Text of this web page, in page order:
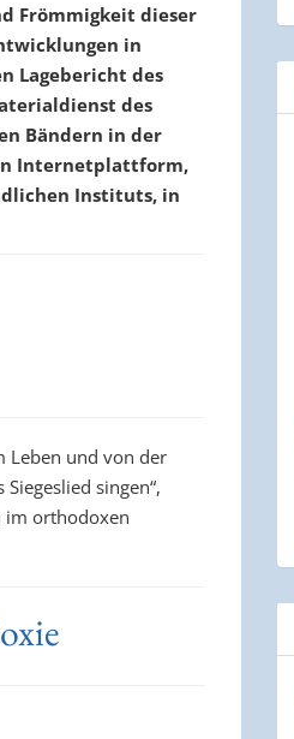
Frömmigkeit dieser
in
Lagebericht des
des
Bändern in der
Internetplattform,
Instituts, in
Leben und von der
singen“,
im orthodoxen